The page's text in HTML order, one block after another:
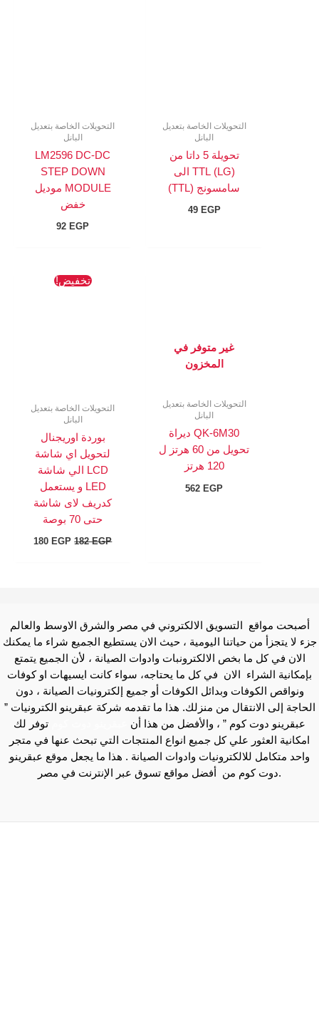
التحويلات الخاصة بتعديل
البانل
تحويلة 5 داتا من
(LG) TTL الى
سامسونج (TTL)
49 EGP
التحويلات الخاصة بتعديل
البانل
LM2596 DC-DC
STEP DOWN
MODULE موديل
خفض
92 EGP
غير متوفر في
المخزون
التحويلات الخاصة بتعديل
البانل
QK-6M30 ديراة
تحويل من 60 هرتز ل
120 هرتز
562 EGP
تخفيض!
التحويلات الخاصة بتعديل
البانل
بوردة اوريجنال
لتحويل اي شاشة
LCD الي شاشة
LED و يستعمل
كدريف لاى شاشة
حتى 70 بوصة
182EGP
السعر
180 EGP
أصبحت مواقع التسويق الالكتروني في مصر والشرق الاوسط والعالم
جزء لا يتجزأ من حياتنا اليومية ، حيث الان يستطيع الجميع شراء ما يمكنك
الان في كل ما بخص الالكترونبات وادوات الصيانة ، لأن الجميع يتمتع
بإمكانية الشراء الان في كل ما يحتاجه، سواء كانت ايسيهات او كوفات
ونواقص الكوفات وبدائل الكوفات أو جميع إلكترونيات الصيانة ، دون
الحاجة إلى الانتقال من منزلك. هذا ما تقدمه شركة عبقرينو الكترونيات ”
عبقرينو دوت كوم ” ، والأفضل من هذا أن
توفر لك
امكانية العثور علي كل جميع انواع المنتجات التي تبحث عنها في متجر
واحد متكامل للالكترونيات وادوات الصيانة . هذا ما يجعل موقع عبقرينو
دوت كوم من أفضل مواقع تسوق عبر الإنترنت في مصر.